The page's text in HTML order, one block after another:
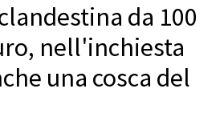
da 100
nell'inchiesta
una cosca del